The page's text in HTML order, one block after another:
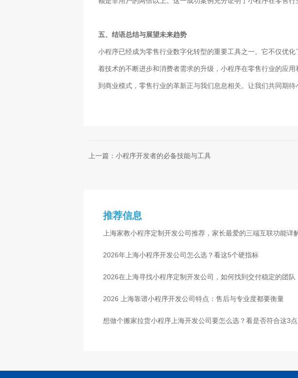
五、结语总结与展望未来趋势
小程序已经成为零售行业数字化转型的重要工具之一。它不仅优
着技术的不断进步和消费者需求的升级，小程序在零售行业的应
到商业模式，零售行业的革新正与我们息息相关。让我们共同期
上一篇：小程序开发者的必备技能与工具
推荐信息
上海家教小程序定制开发公司推荐，家长最爱的三端互联功能详
2026年上海小程序开发公司怎么选？看这5个硬指标
2026在上海寻找小程序定制开发公司，如何找到交付稳定的团队
2026 上海靠谱小程序开发公司特点：售后与专业度都要衡量
想做个搬家拉货小程序上海开发公司要怎么选？看是否符合这3点